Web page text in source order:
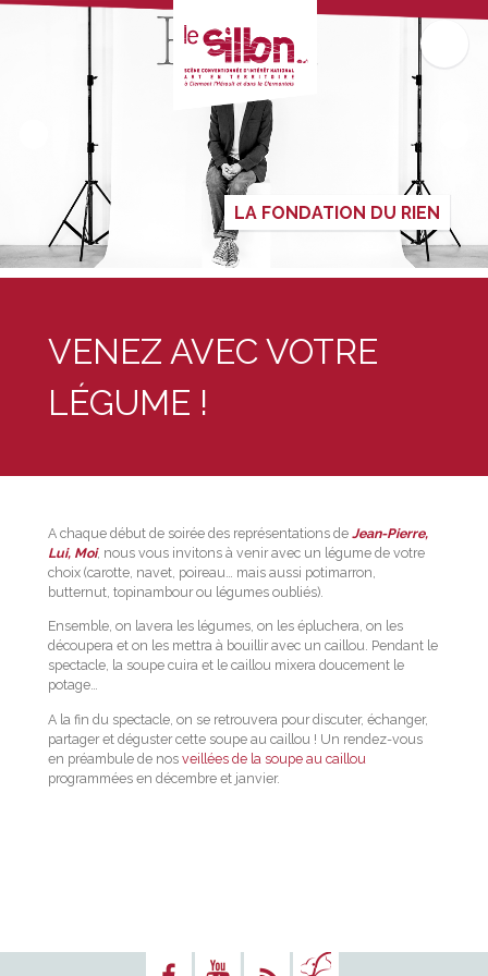
LA FONDATION DU RIEN
VENEZ AVEC VOTRE
LÉGUME !
A chaque début de soirée des représentations de Jean-Pierre,
Lui, Moi, nous vous invitons à venir avec un légume de votre
choix (carotte, navet, poireau… mais aussi potimarron,
butternut, topinambour ou légumes oubliés).
Ensemble, on lavera les légumes, on les épluchera, on les
découpera et on les mettra à bouillir avec un caillou. Pendant le
spectacle, la soupe cuira et le caillou mixera doucement le
potage…
A la fin du spectacle, on se retrouvera pour discuter, échanger,
partager et déguster cette soupe au caillou ! Un rendez-vous
en préambule de nos veillées de la soupe au caillou
programmées en décembre et janvier.